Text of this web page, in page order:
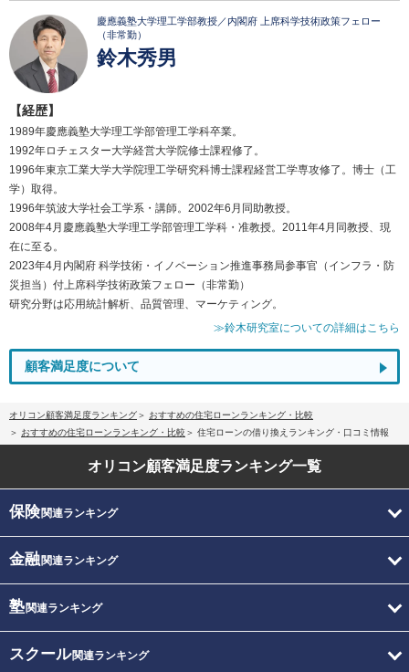
慶應義塾大学理工学部教授／内閣府 上席科学技術政策フェロー
（非常勤）
鈴木秀男
【経歴】
1989年慶應義塾大学理工学部管理工学科卒業。
1992年ロチェスター大学経営大学院修士課程修了。
1996年東京工業大学大学院理工学研究科博士課程経営工学専攻修了。博士（工
学）取得。
1996年筑波大学社会工学系・講師。2002年6月同助教授。
2008年4月慶應義塾大学理工学部管理工学科・准教授。2011年4月同教授、現
在に至る。
2023年4月内閣府 科学技術・イノベーション推進事務局参事官（インフラ・防
災担当）付上席科学技術政策フェロー（非常勤）
研究分野は応用統計解析、品質管理、マーケティング。
≫鈴木研究室についての詳細はこちら
顧客満足度について
オリコン顧客満足度ランキング
おすすめの住宅ローンランキング・比較
おすすめの住宅ローンランキング・比較
住宅ローンの借り換えランキング・口コミ情報
オリコン顧客満足度ランキング一覧
保険関連ランキング
金融関連ランキング
塾関連ランキング
スクール関連ランキング